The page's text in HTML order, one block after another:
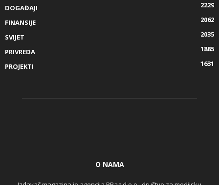
DOGAĐAJI
2229
FINANSIJE
2062
SVIJET
2035
PRIVREDA
1885
PROJEKTI
1631
O NAMA